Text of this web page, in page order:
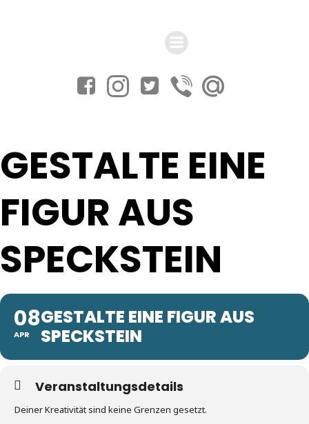
springen
GESTALTE EINE
FIGUR AUS
SPECKSTEIN
08
APR
GESTALTE EINE FIGUR AUS
SPECKSTEIN
Veranstaltungsdetails
Deiner Kreativität sind keine Grenzen gesetzt.